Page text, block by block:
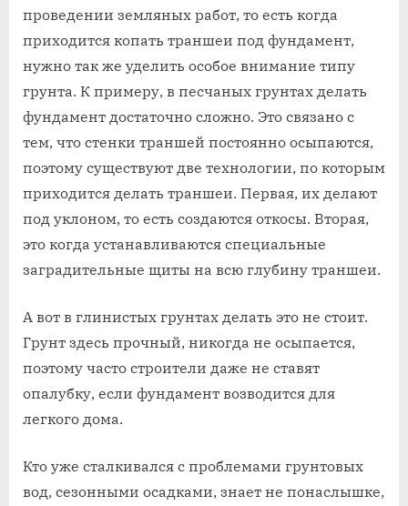
проведении земляных работ, то есть когда
приходится копать траншеи под фундамент,
нужно так же уделить особое внимание типу
грунта. К примеру, в песчаных грунтах делать
фундамент достаточно сложно. Это связано с
тем, что стенки траншей постоянно осыпаются,
поэтому существуют две технологии, по которым
приходится делать траншеи. Первая, их делают
под уклоном, то есть создаются откосы. Вторая,
это когда устанавливаются специальные
заградительные щиты на всю глубину траншеи.
А вот в глинистых грунтах делать это не стоит.
Грунт здесь прочный, никогда не осыпается,
поэтому часто строители даже не ставят
опалубку, если фундамент возводится для
легкого дома.
Кто уже сталкивался с проблемами грунтовых
вод, сезонными осадками, знает не понаслышке,